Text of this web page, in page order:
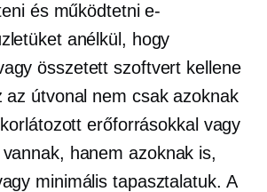
és működtetni e-
anélkül, hogy
összetett szoftvert kellene
az útvonal nem csak azoknak
erőforrásokkal vagy
hanem azoknak is,
minimális tapasztalatuk. A